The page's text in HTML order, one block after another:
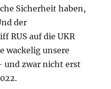
Sicherheit haben,
der
RUS auf die UKR
wackelig unsere
und zwar nicht erst